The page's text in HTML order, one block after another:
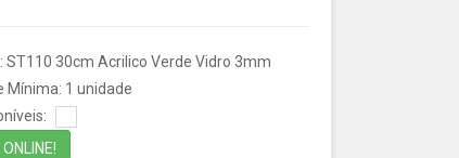
ST110 30cm Acrilico Verde Vidro 3mm
Mínima: 1 unidade